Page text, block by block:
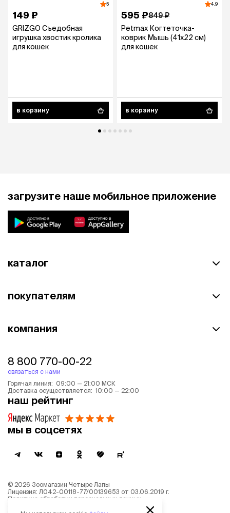
5
149 ₽
GRIZGO Съедобная
игрушка хвостик кролика
для кошек
в корзину
4.9
595 ₽849 ₽
Petmax Когтеточка-
коврик Мышь (41х22 см)
для кошек
в корзину
загрузите наше мобильное приложение
каталог
покупателям
компания
8 800 770-00-22
связаться с нами
Горячая линия: 09:00 — 21:00 МСК
Доставка осуществляется: 10:00 — 22:00
наш рейтинг
мы в соцсетях
© 2026 Зоомагазин Четыре Лапы
Лицензия: Л042-00118-77/00139653 от 03.06.2019 г.
Политика обработки персональных данных
Согласие на обработку персональных данных